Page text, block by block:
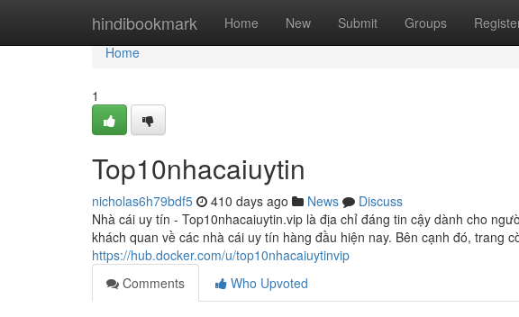
hindibookmark Home New Submit Groups
Home
Home
1
Top10nhacaiuytin
nicholas6h79bdf5 410 days ago News
Discuss
Nhà cái uy tín - Top10nhacaiuytin.vip là địa chỉ đáng tin cậy dành cho
khách quan về các nhà cái uy tín hàng đầu hiện nay. Bên cạnh đó, trang
https://hub.docker.com/u/top10nhacaiuytinvip
Comments
Who Upvoted